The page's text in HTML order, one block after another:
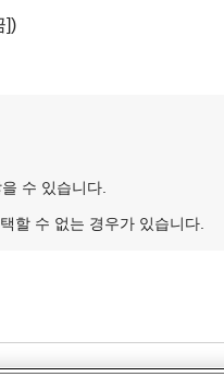
])
수 있습니다.
할 수 없는 경우가 있습니다.